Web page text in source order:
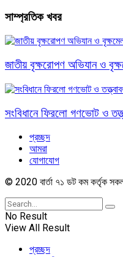
সাম্প্রতিক খবর
জাতীয় বৃক্ষরোপণ অভিযান ও
সংবিধানে ফিরলো গণভোট ও
প্রচ্ছদ
আমরা
যোগাযোগ
© 2020 বার্তা ৭১ ডট কম কর্তৃক সকল
No Result
View All Result
প্রচ্ছদ